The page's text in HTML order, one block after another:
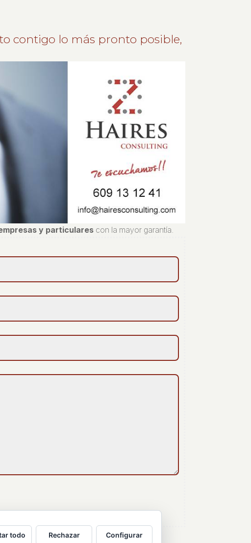
contigo lo más pronto posible,
y particulares con la mayor garantía.
todo Rechazar Configurar